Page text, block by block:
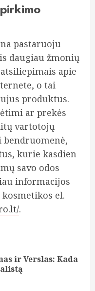
pastaruoju
daugiau žmonių
apie
o tai
produktus.
ar prekės
vartotojų
kurie kasdien
savo odos
informacijos
el.
.
ir Verslas: Kada